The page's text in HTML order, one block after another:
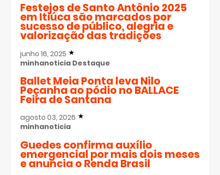
Festejos de Santo Antônio 2025
em Itiúca são marcados por
sucesso de público, alegria e
valorização das tradições
junho 16, 2025
minhanoticia Destaque
Ballet Meia Ponta leva Nilo
Peçanha ao pódio no BALLACE
Feira de Santana
agosto 03, 2026
minhanoticia
Guedes confirma auxílio
emergencial por mais dois meses
e anuncia o Renda Brasil